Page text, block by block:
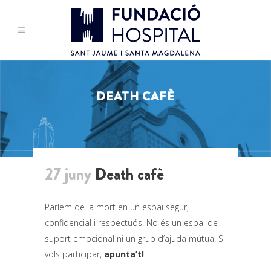
DEATH CAFÈ
27 juny Death cafè
Parlem de la mort en un espai segur,
confidencial i respectuós. No és un espai de
suport emocional ni un grup d’ajuda mútua. Si
vols participar, apunta’t!